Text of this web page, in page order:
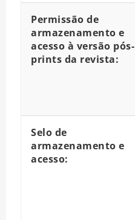
Permissão de
armazenamento e
acesso à versão pós-
prints da revista:
Selo de
armazenamento e
acesso: